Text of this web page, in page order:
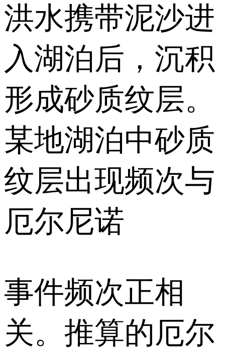
洪水携带泥沙进
入湖泊后，沉积
形成砂质纹层。
某地湖泊中砂质
纹层出现频次与
厄尔尼诺
事件频次正相
关。推算的厄尔